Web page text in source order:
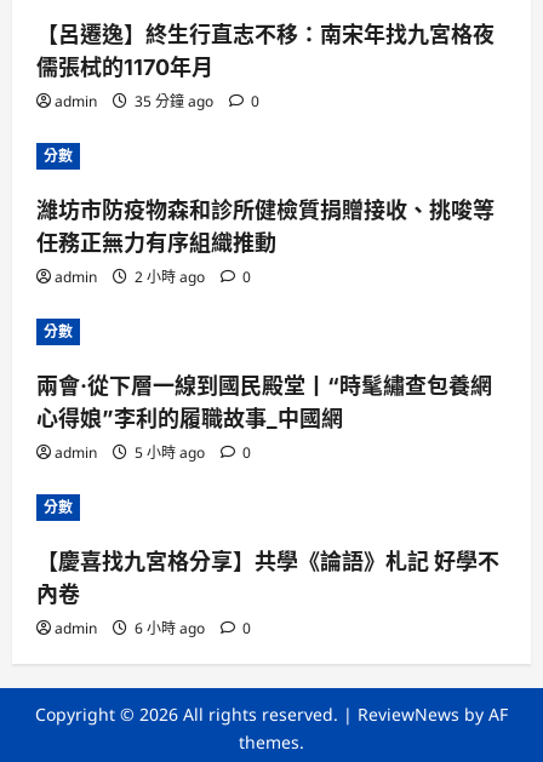
【呂遷逸】終生行直志不移：南宋年找九宮格夜
儒張栻的1170年月
admin 35 分鐘 ago 0
分數
濰坊市防疫物森和診所健檢質捐贈接收、挑唆等
任務正無力有序組織推動
admin 2 小時 ago 0
分數
兩會·從下層一線到國民殿堂丨“時髦繡查包養網
心得娘”李利的履職故事_中國網
admin 5 小時 ago 0
分數
【慶喜找九宮格分享】共學《論語》札記 好學不
內卷
admin 6 小時 ago 0
Copyright © 2026 All rights reserved. | ReviewNews by AF
themes.